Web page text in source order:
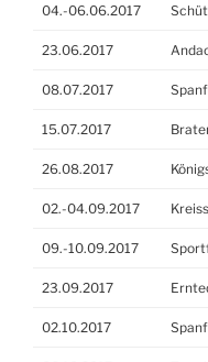
04.-06.06.2017
23.06.2017
08.07.2017
15.07.2017
26.08.2017
02.-04.09.2017
09.-10.09.2017
23.09.2017
02.10.2017